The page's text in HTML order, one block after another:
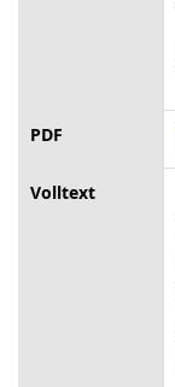
PDF
Volltext